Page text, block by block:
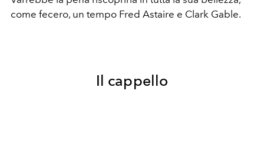
come fecero, un tempo Fred Astaire e Clark Gable.
Il cappello